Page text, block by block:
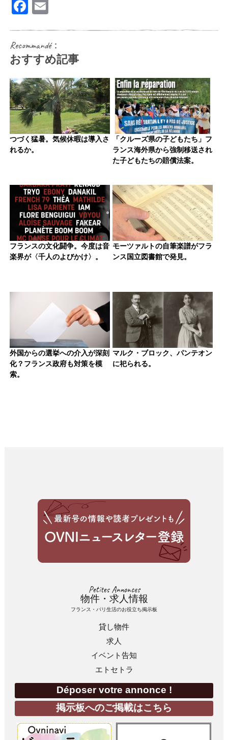
Facebook
Email
Recommandé：
おすすめ記事
つづく猛暑。気候休暇は導入さ
れるか。
「クルーズ県の子どもたち」フ
ランス海外県から強制移送され
た子どもたちの賠償法案。
フランスの文化闘争。今度は音
楽界が〈千人のよびかけ〉。
モーツァルトの自筆楽譜がフラ
ンス国立図書館で発見。
外国からの選挙への介入が深刻
化？フランス政府も対策を模
索。
マルク・ブロック、パンテオン
に祀られる。
Petites Annonces
物件・求人情報
フランス・パリ生活のお役立ち掲示板
貸し物件
求人
イベント告知
エトセトラ
Déposer votre annonce !
掲示板へのご掲載はこちら